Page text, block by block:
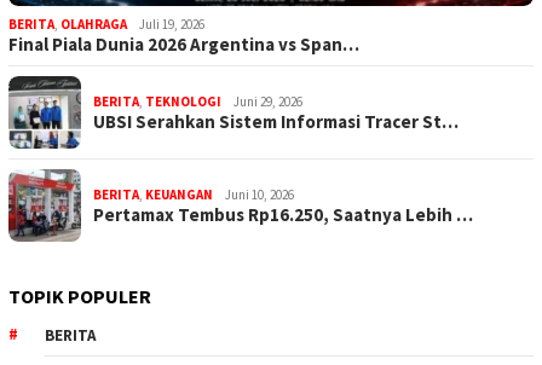
BERITA, OLAHRAGA Juli 19, 2026
Final Piala Dunia 2026 Argentina vs Span…
BERITA, TEKNOLOGI Juni 29, 2026
UBSI Serahkan Sistem Informasi Tracer St…
BERITA, KEUANGAN Juni 10, 2026
Pertamax Tembus Rp16.250, Saatnya Lebih …
TOPIK POPULER
BERITA